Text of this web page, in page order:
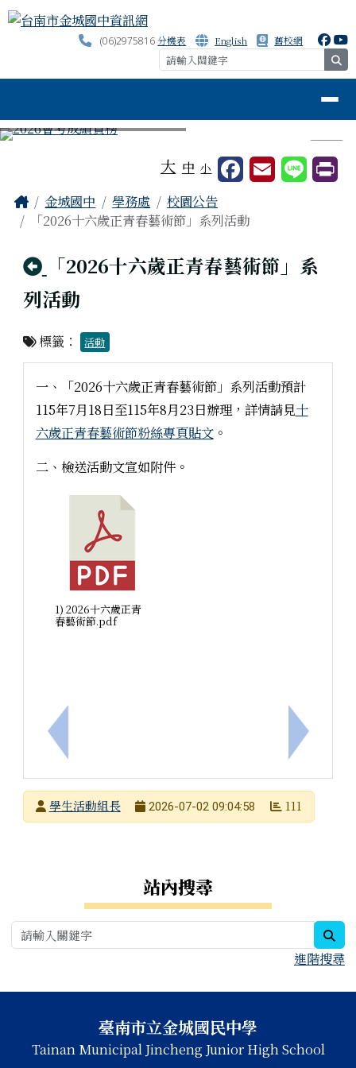
跳至主內容區
台南市金城國中資訊網
(06)2975816分機表 English 舊校網
⏸
大 中 小
主內容區域
Home
金城國中 學務處
校園公告
「2026十六歲正青春藝術節」系列活動
回上頁
「2026十六歲正青春藝術節」系
列活動
標籤： 活動
上一筆：轉知社團法人中華民國關懷生命協會2026
一、「2026十六歲正青春藝術節」系列活動預計
115年7月18日至115年8月23日辦理，詳情請見十
六歲正青春藝術節粉絲專頁貼文。
二、檢送活動文宣如附件。
1) 2026十六歲正青
春藝術節.pdf
下一筆：
發布者學生活動組長
2026-07-02 09:04:58 111
站內搜尋
進階搜尋
頁尾區域
頁尾區域內容臺南市立金城國民中學
Tainan Municipal Jincheng Junior High School